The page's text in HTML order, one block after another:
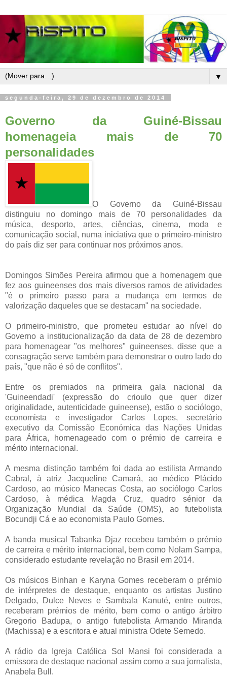
▼
segunda-feira, 29 de dezembro de 2014
Governo da Guiné-Bissau
homenageia mais de 70
personalidades
O Governo da Guiné-Bissau
distinguiu no domingo mais de 70 personalidades da
música, desporto, artes, ciências, cinema, moda e
comunicação social, numa iniciativa que o primeiro-ministro
do país diz ser para continuar nos próximos anos.
Domingos Simões Pereira afirmou que a homenagem que
fez aos guineenses dos mais diversos ramos de atividades
"é o primeiro passo para a mudança em termos de
valorização daqueles que se destacam" na sociedade.
O primeiro-ministro, que prometeu estudar ao nível do
Governo a institucionalização da data de 28 de dezembro
para homenagear "os melhores" guineenses, disse que a
consagração serve também para demonstrar o outro lado do
país, "que não é só de conflitos".
Entre os premiados na primeira gala nacional da
'Guineendadi' (expressão do crioulo que quer dizer
originalidade, autenticidade guineense), estão o sociólogo,
economista e investigador Carlos Lopes, secretário
executivo da Comissão Económica das Nações Unidas
para África, homenageado com o prémio de carreira e
mérito internacional.
A mesma distinção também foi dada ao estilista Armando
Cabral, à atriz Jacqueline Camará, ao médico Plácido
Cardoso, ao músico Manecas Costa, ao sociólogo Carlos
Cardoso, à médica Magda Cruz, quadro sénior da
Organização Mundial da Saúde (OMS), ao futebolista
Bocundji Cá e ao economista Paulo Gomes.
A banda musical Tabanka Djaz recebeu também o prémio
de carreira e mérito internacional, bem como Nolam Sampa,
considerado estudante revelação no Brasil em 2014.
Os músicos Binhan e Karyna Gomes receberam o prémio
de intérpretes de destaque, enquanto os artistas Justino
Delgado, Dulce Neves e Sambala Kanuté, entre outros,
receberam prémios de mérito, bem como o antigo árbitro
Gregorio Badupa, o antigo futebolista Armando Miranda
(Machissa) e a escritora e atual ministra Odete Semedo.
A rádio da Igreja Católica Sol Mansi foi considerada a
emissora de destaque nacional assim como a sua jornalista,
Anabela Bull.